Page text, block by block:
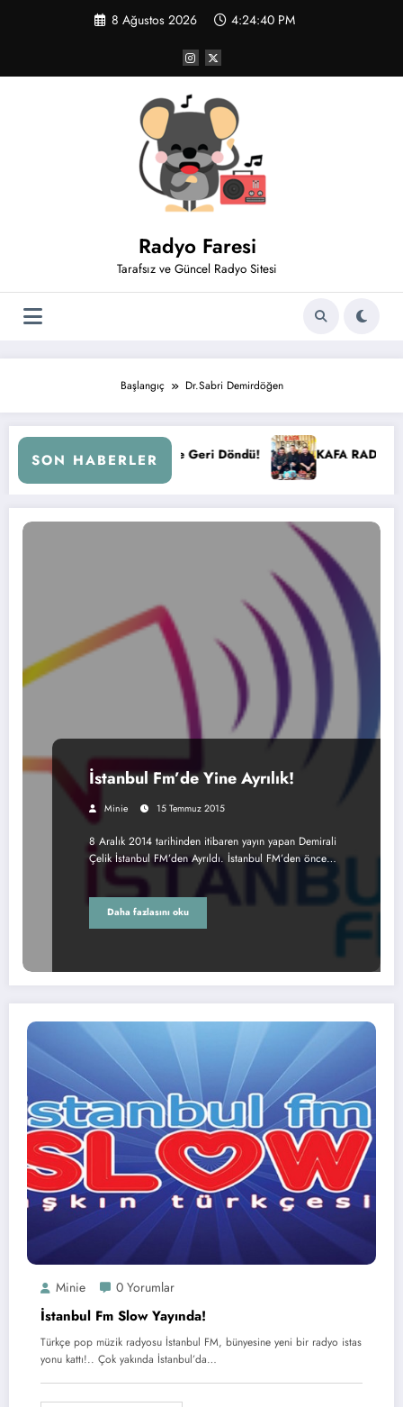
8 Ağustos 2026 4:24:41 PM
Radyo Faresi
Tarafsız ve Güncel Radyo Sitesi
Başlangıç Dr.Sabri Demirdöğen
SON HABERLER
FM’e Geri Döndü! KAFA RADYO 6 YAŞINDA!
İstanbul Fm’de Yine Ayrılık!
Minie 15 Temmuz 2015
8 Aralık 2014 tarihinden itibaren yayın yapan Demirali
Çelik İstanbul FM’den Ayrıldı. İstanbul FM’den önce…
Daha fazlasını oku
Minie 0 Yorumlar
İstanbul Fm Slow Yayında!
Türkçe pop müzik radyosu İstanbul FM, bünyesine yeni bir radyo istas
yonu kattı!.. Çok yakında İstanbul’da…